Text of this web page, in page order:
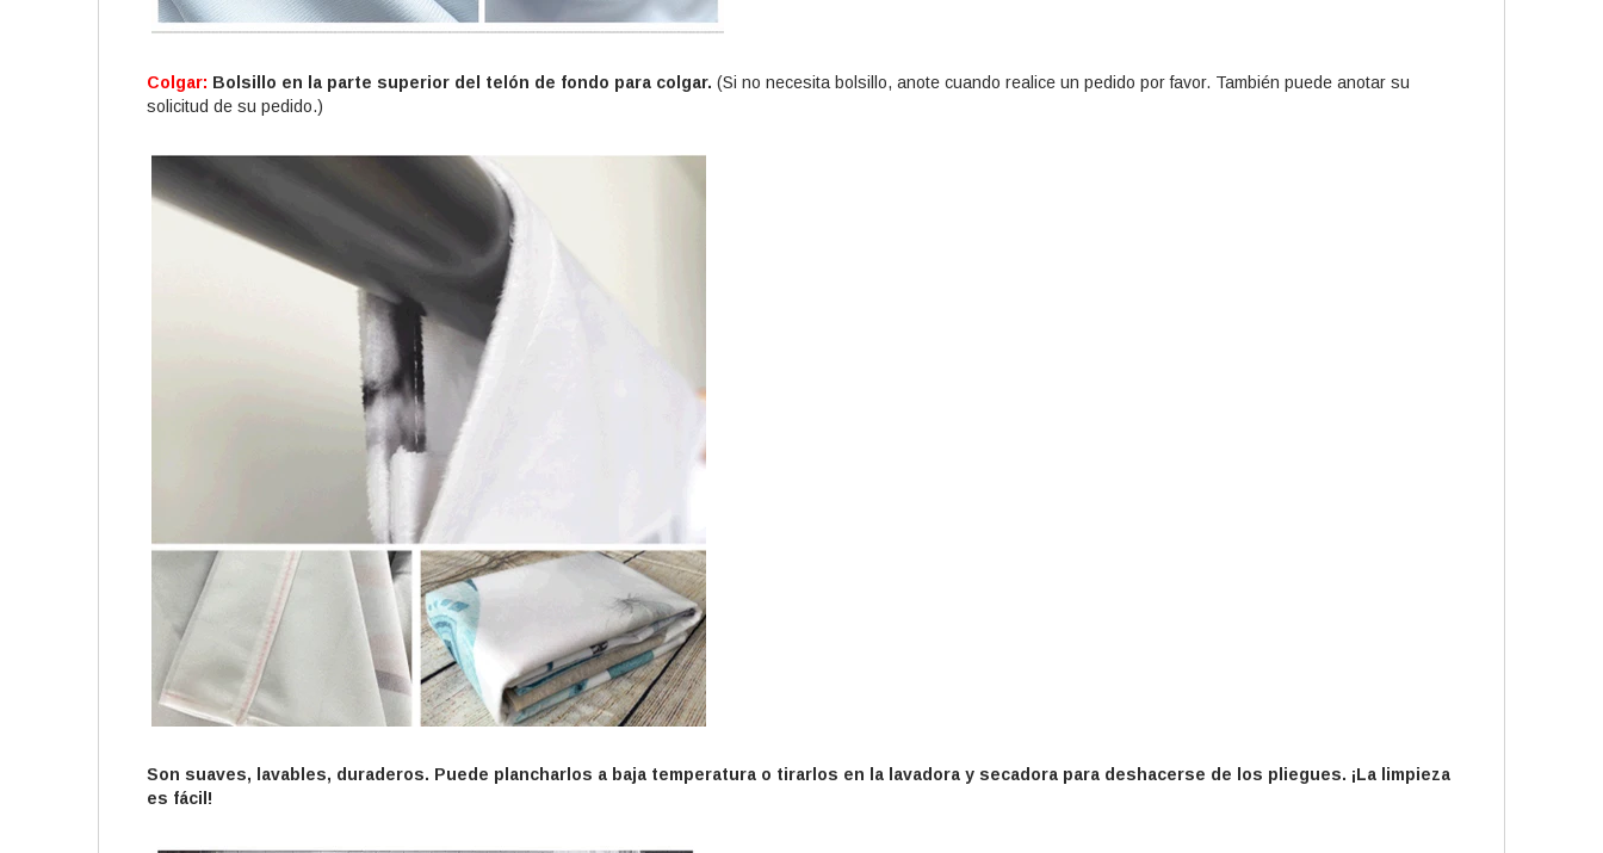
Colgar: Bolsillo en la parte superior del telón de fondo para colgar. (Si no necesita bolsillo, anote cuando realice un pedido por favor. También puede anotar su
solicitud de su pedido.)
Son suaves, lavables, duraderos. Puede plancharlos a baja temperatura o tirarlos en la lavadora y secadora para deshacerse de los pliegues. ¡La limpieza
es fácil!